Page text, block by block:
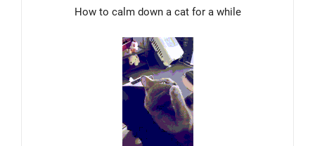
How to calm down a cat for a while